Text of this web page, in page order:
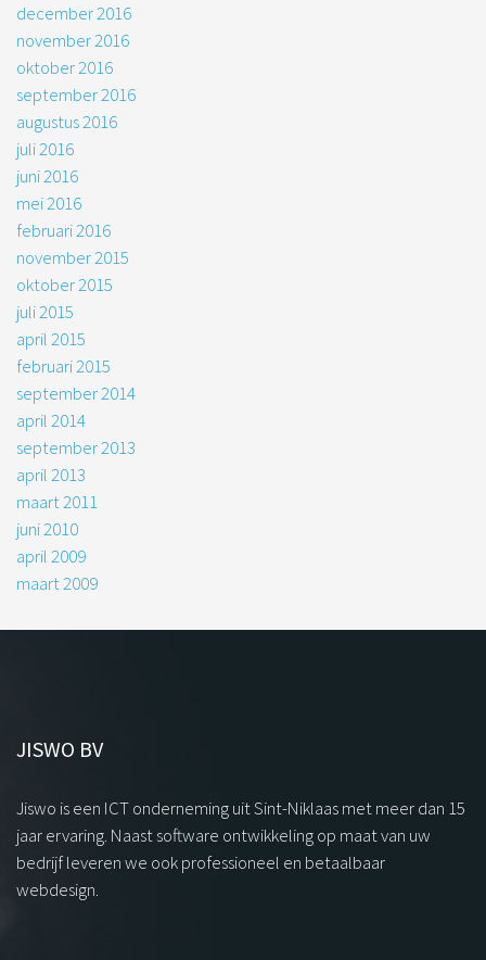
december 2016
november 2016
oktober 2016
september 2016
augustus 2016
juli 2016
juni 2016
mei 2016
februari 2016
november 2015
oktober 2015
juli 2015
april 2015
februari 2015
september 2014
april 2014
september 2013
april 2013
maart 2011
juni 2010
april 2009
maart 2009
JISWO BV
Jiswo is een ICT onderneming uit Sint-Niklaas met meer dan 15
jaar ervaring. Naast software ontwikkeling op maat van uw
bedrijf leveren we ook professioneel en betaalbaar
webdesign.